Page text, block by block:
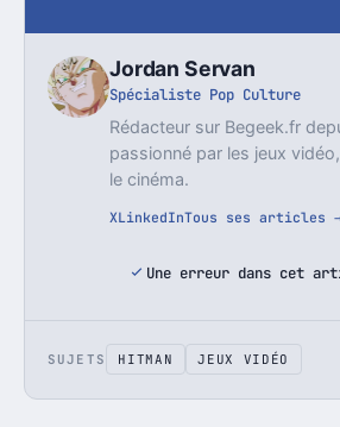
Jordan Servan
Spécialiste Pop Culture
Rédacteur sur Begeek.fr
passionné par les jeux
le cinéma.
XLinkedInTous ses articles
Une erreur dans cet
SUJETS HITMAN JEUX VIDÉO